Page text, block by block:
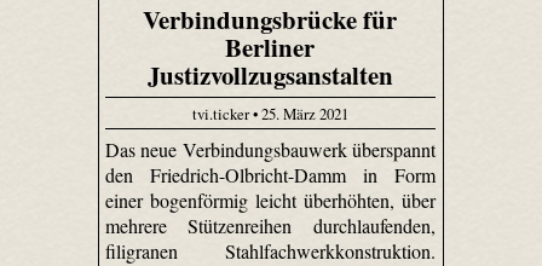
Verbindungsbrücke für
Berliner
Justizvollzugsanstalten
tvi.ticker • 25. März 2021
Das neue Verbindungsbauwerk überspannt
den Friedrich-Olbricht-Damm in Form
einer bogenförmig leicht überhöhten, über
mehrere Stützenreihen durchlaufenden,
filigranen Stahlfachwerkkonstruktion.